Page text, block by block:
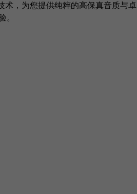
，为您提供纯粹的高保真音质与
。